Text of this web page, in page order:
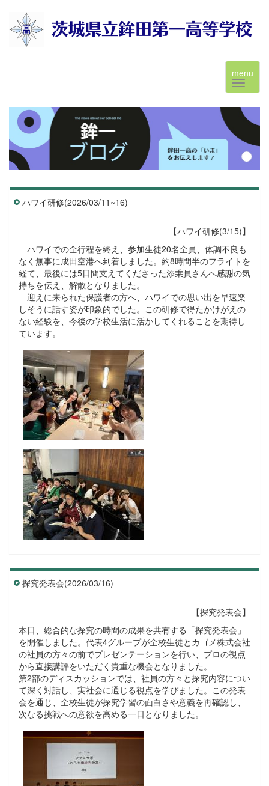
menu
ハワイ研修(2026/03/11~16)
【ハワイ研修(3/15)】
ハワイでの全行程を終え、参加生徒20名全員、体調不良も
なく無事に成田空港へ到着しました。約8時間半のフライトを
経て、最後には5日間支えてくださった添乗員さんへ感謝の気
持ちを伝え、解散となりました。
迎えに来られた保護者の方へ、ハワイでの思い出を早速楽
しそうに話す姿が印象的でした。この研修で得たかけがえの
ない経験を、今後の学校生活に活かしてくれることを期待し
ています。
探究発表会(2026/03/16)
【探究発表会】
本日、総合的な探究の時間の成果を共有する「探究発表会」
を開催しました。代表4グループが全校生徒とカゴメ株式会社
の社員の方々の前でプレゼンテーションを行い、プロの視点
から直接講評をいただく貴重な機会となりました。
第2部のディスカッションでは、社員の方々と探究内容につい
て深く対話し、実社会に通じる視点を学びました。この発表
会を通じ、全校生徒が探究学習の面白さや意義を再確認し、
次なる挑戦への意欲を高める一日となりました。